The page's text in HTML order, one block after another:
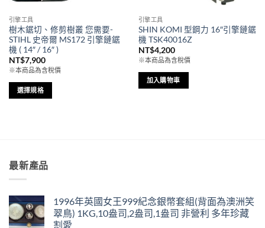
引擎工具
樹木鋸切、修剪樹叢 您需要-
STIHL 史帝爾 MS172 引擎鏈鋸
機 ( 14″ / 16″ )
NT$7,900
※本商品為含稅價
選擇規格
種
款
可
在
引擎工具
SHIN KOMI 型鋼力 16″引擎鏈鋸
機 TSK40016Z
NT$4,200
※本商品為含稅價
加入購物車
最新產品
1996年英國女王999紀念銀幣套組(背面為澳洲笑
翠鳥) 1KG,10盎司,2盎司,1盎司 非營利 多年珍藏
割愛